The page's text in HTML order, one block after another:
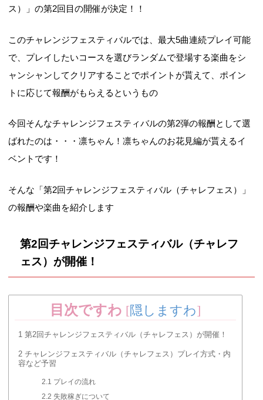
ス）」の第2回目の開催が決定！！
このチャレンジフェスティバルでは、最大5曲連続プレイ可能
で、プレイしたいコースを選びランダムで登場する楽曲をシ
ャンシャンしてクリアすることでポイントが貰えて、ポイン
トに応じて報酬がもらえるというもの
今回そんなチャレンジフェスティバルの第2弾の報酬として選
ばれたのは・・・凛ちゃん！凛ちゃんのお花見編が貰えるイ
ベントです！
そんな「第2回チャレンジフェスティバル（チャレフェス）」
の報酬や楽曲を紹介します
第2回チャレンジフェスティバル（チャレフ
ェス）が開催！
目次ですわ [隠しますわ]
1 第2回チャレンジフェスティバル（チャレフェス）が開催！
2 チャレンジフェスティバル（チャレフェス）プレイ方式・内
容など予習
2.1 プレイの流れ
2.2 失敗稼ぎについて